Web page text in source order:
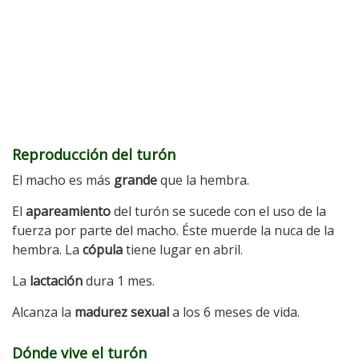
Reproducción del turón
El macho es más grandeque la hembra.
El apareamientodel turón se sucede con el uso de la
fuerza por parte del macho. Éste muerde la nuca de la
hembra. La cópulatiene lugar en abril.
La lactacióndura 1 mes.
Alcanza la madurez sexuala los 6 meses de vida.
Dónde vive el turón